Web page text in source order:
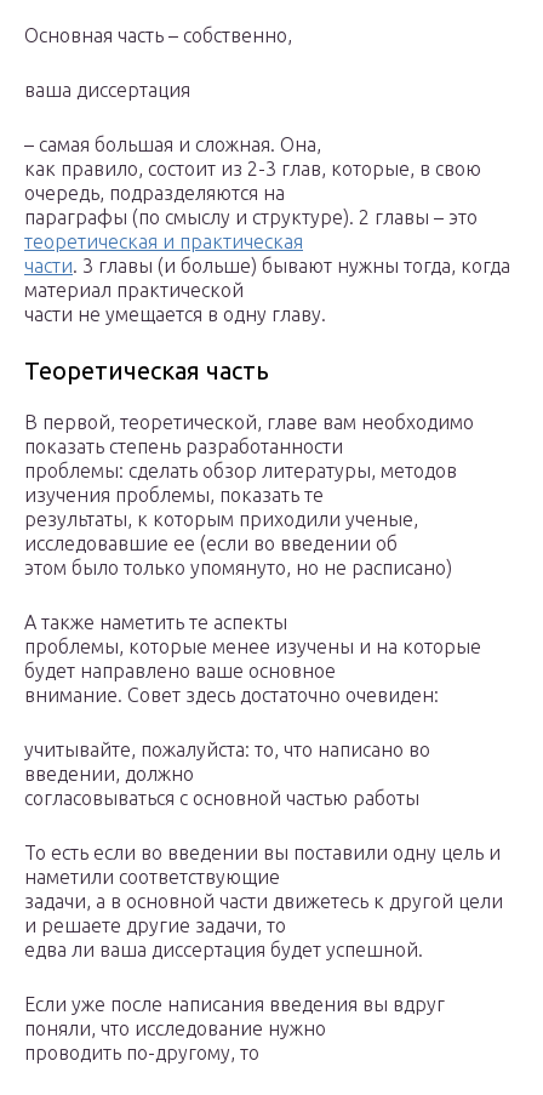
Основная часть – собственно,
ваша диссертация
– самая большая и сложная. Она,
как правило, состоит из 2-3 глав, которые, в свою
очередь, подразделяются на
параграфы (по смыслу и структуре). 2 главы – это
теоретическая и практическая
части. 3 главы (и больше) бывают нужны тогда, когда
материал практической
части не умещается в одну главу.
Теоретическая часть
В первой, теоретической, главе вам необходимо
показать степень разработанности
проблемы: сделать обзор литературы, методов
изучения проблемы, показать те
результаты, к которым приходили ученые,
исследовавшие ее (если во введении об
этом было только упомянуто, но не расписано)
А также наметить те аспекты
проблемы, которые менее изучены и на которые
будет направлено ваше основное
внимание. Совет здесь достаточно очевиден:
учитывайте, пожалуйста: то, что написано во
введении, должно
согласовываться с основной частью работы
То есть если во введении вы поставили одну цель и
наметили соответствующие
задачи, а в основной части движетесь к другой цели
и решаете другие задачи, то
едва ли ваша диссертация будет успешной.
Если уже после написания введения вы вдруг
поняли, что исследование нужно
проводить по-другому, то